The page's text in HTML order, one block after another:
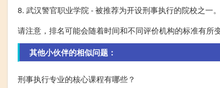
8. 武汉警官职业学院 - 被推荐为开设刑事执行的院校之一。
请注意，排名可能会随着时间和不同评价机构的标准有
其他小伙伴的相似问题：
刑事执行专业的核心课程有哪些？